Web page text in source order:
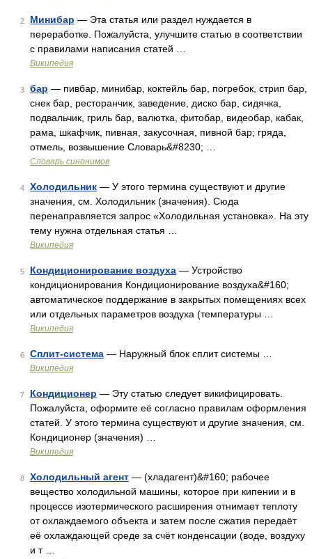
2 Минибар — Эта статья или раздел нуждается в
переработке. Пожалуйста, улучшите статью в соответствии
с правилами написания статей …
Википедия
3 бар — пивбар, минибар, коктейль бар, погребок, стрип бар,
снек бар, ресторанчик, заведение, диско бар, сидячка,
подвальчик, гриль бар, валютка, фитобар, видеобар, кабак,
рама, шкафчик, пивная, закусочная, пивной бар; гряда,
отмель, возвышение Словарь&#8230; …
Словарь синонимов
4 Холодильник — У этого термина существуют и другие
значения, см. Холодильник (значения). Сюда
перенаправляется запрос «Холодильная установка». На эту
тему нужна отдельная статья …
Википедия
5 Кондиционирование воздуха — Устройство
кондиционирования Кондиционирование воздуха&#160;
автоматическое поддержание в закрытых помещениях всех
или отдельных параметров воздуха (температуры …
Википедия
6 Сплит-система — Наружный блок сплит системы …
Википедия
7 Кондиционер — Эту статью следует викифицировать.
Пожалуйста, оформите её согласно правилам оформления
статей. У этого термина существуют и другие значения, см.
Кондиционер (значения) …
Википедия
8 Холодильный агент — (хладагент)&#160; рабочее
вещество холодильной машины, которое при кипении и в
процессе изотермического расширения отнимает теплоту
от охлаждаемого объекта и затем после сжатия передаёт
её охлаждающей среде за счёт конденсации (воде, воздуху
и т …